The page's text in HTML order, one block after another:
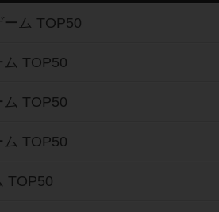
ム TOP50
TOP50
TOP50
TOP50
TOP50